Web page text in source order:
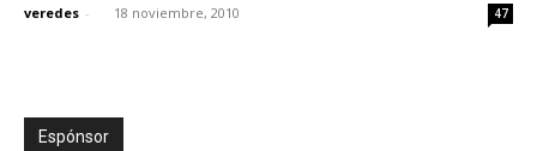
veredes - 18 noviembre, 2010 47
Espónsor